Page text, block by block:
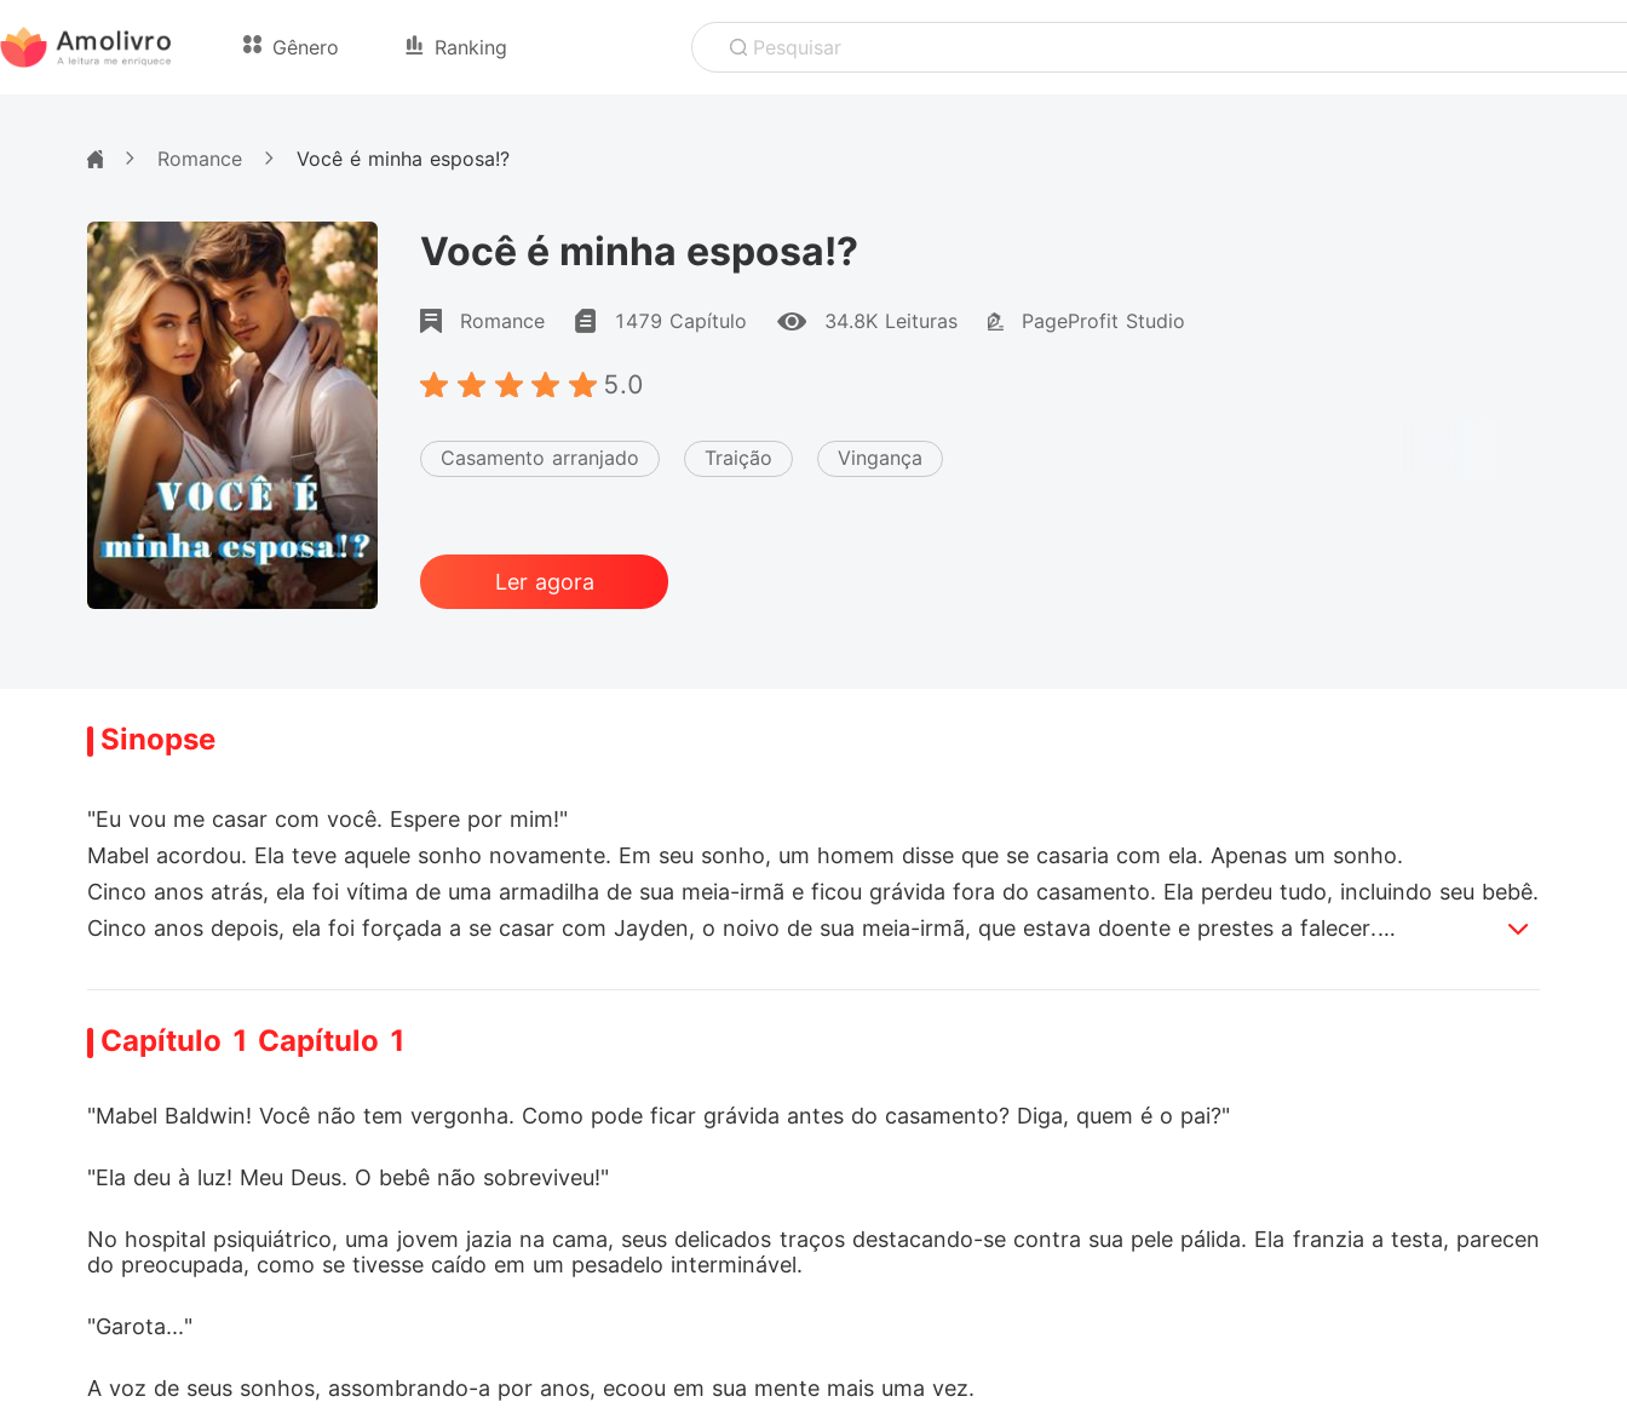
Gênero Ranking Pesquisar
Romance Você é minha esposa!?
Você é minha esposa!?
Romance 1479 Capítulo 34.8K Leituras PageProfit Studio
5.0
Casamento arranjado Traição Vingança
Ler agora
Sinopse
"Eu vou me casar com você. Espere por mim!"
Mabel acordou. Ela teve aquele sonho novamente. Em seu sonho, um homem disse que se casaria com ela. Apenas um sonho.
Cinco anos atrás, ela foi vítima de uma armadilha de sua meia-irmã e ficou grávida fora do casamento. Ela perdeu tudo, incluindo seu bebê.
Cinco anos depois, ela foi forçada a se casar com Jayden, o noivo de sua meia-irmã, que estava doente e prestes a falecer.
Capítulo 1 Capítulo 1
"Mabel Baldwin! Você não tem vergonha. Como pode ficar grávida antes do casamento? Diga, quem é o pai?"
"Ela deu à luz! Meu Deus. O bebê não sobreviveu!"
No hospital psiquiátrico, uma jovem jazia na cama, seus delicados traços destacando-se contra sua pele pálida. Ela franzia a testa, parecen
do preocupada, como se tivesse caído em um pesadelo interminável.
"Garota..."
A voz de seus sonhos, assombrando-a por anos, ecoou em sua mente mais uma vez.